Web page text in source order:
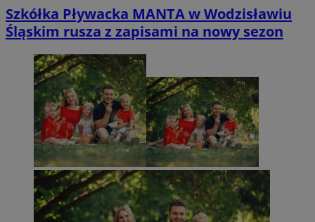
Szkółka Pływacka MANTA w Wodzisławiu
Śląskim rusza z zapisami na nowy sezon